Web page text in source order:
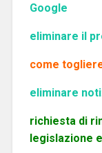
Google
eliminare il
come
eliminare
richiesta di
legislazione